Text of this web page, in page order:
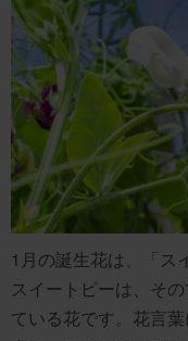
1月の誕生花は、「ス
スイートピーは、そ
ている花です。花言